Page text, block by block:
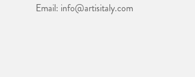
Email: info@artisitaly.com